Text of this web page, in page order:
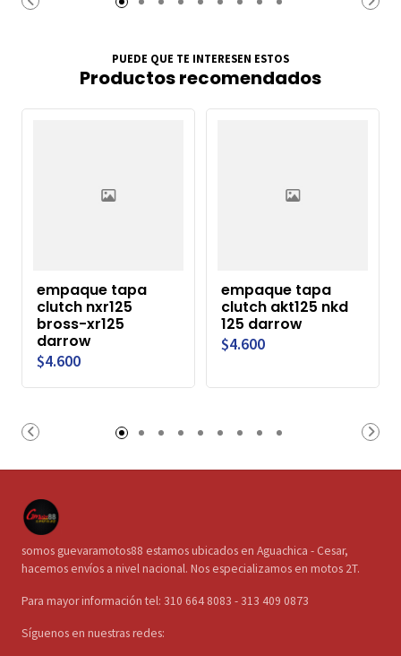
PUEDE QUE TE INTERESEN ESTOS
Productos recomendados
empaque tapa
clutch nxr125
bross-xr125
darrow
$4.600
empaque tapa
clutch akt125 nkd
125 darrow
$4.600
somos guevaramotos88 estamos ubicados en Aguachica - Cesar,
hacemos envíos a nivel nacional. Nos especializamos en motos 2T.
Para mayor información tel: 310 664 8083 - 313 409 0873
Síguenos en nuestras redes: